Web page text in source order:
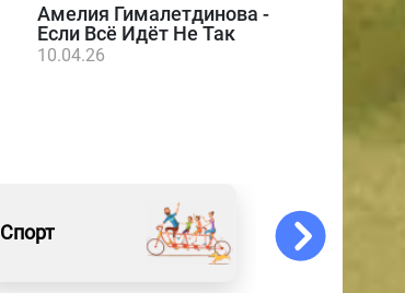
Амелия Гималетдинова -
Если Всё Идёт Не Так
10.04.26
Спорт Обо всём